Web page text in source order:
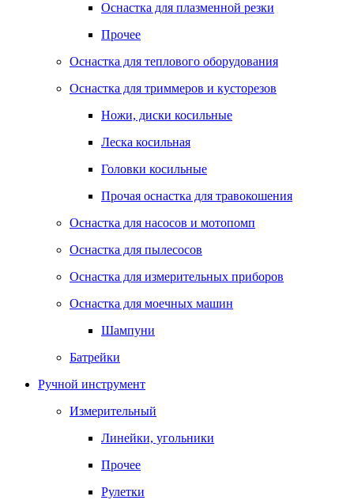
Оснастка для плазменной резки
Прочее
Оснастка для теплового оборудования
Оснастка для триммеров и кусторезов
Ножи, диски косильные
Леска косильная
Головки косильные
Прочая оснастка для травокошения
Оснастка для насосов и мотопомп
Оснастка для пылесосов
Оснастка для измерительных приборов
Оснастка для моечных машин
Шампуни
Батрейки
Ручной инструмент
Измерительный
Линейки, угольники
Прочее
Рулетки